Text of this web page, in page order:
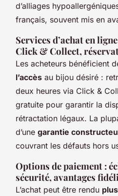
d’alliages
français, souvent mis en
Services d’achat en
Click & Collect,
Les acheteurs bénéficient
l’accès au bijou désiré :
deux heures via Click &
gratuite pour garantir la
rétractation légaux. La
d’une garantie
couvrant les défauts hors
Options de paiement :
sécurité, avantages
L’achat peut être rendu